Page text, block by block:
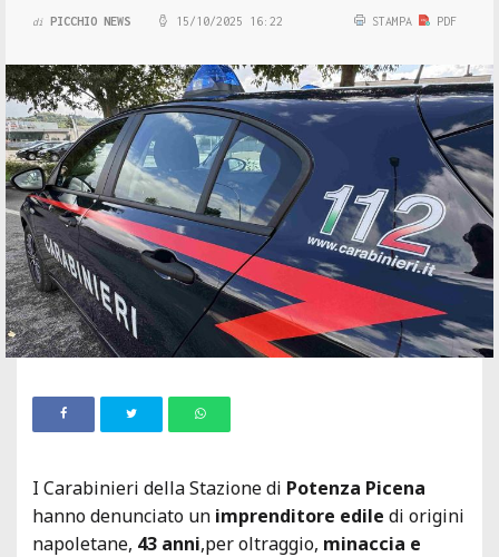
di PICCHIO NEWS 15/10/2025 16:22 STAMPA PDF
I Carabinieri della Stazione di Potenza Picena
hanno denunciato un imprenditore edile di origini
napoletane, 43 anni,per oltraggio, minaccia e